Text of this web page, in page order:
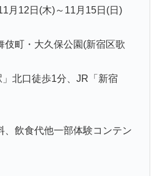
月12日(木)～11月15日(日)
町・大久保公園(新宿区歌
北口徒歩1分、JR「新宿
飲食代他一部体験コンテン